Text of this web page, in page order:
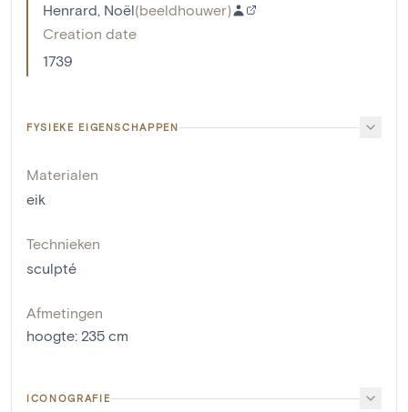
Henrard, Noël(beeldhouwer)
Creation date
1739
FYSIEKE EIGENSCHAPPEN
Materialen
eik
Technieken
sculpté
Afmetingen
hoogte: 235 cm
ICONOGRAFIE